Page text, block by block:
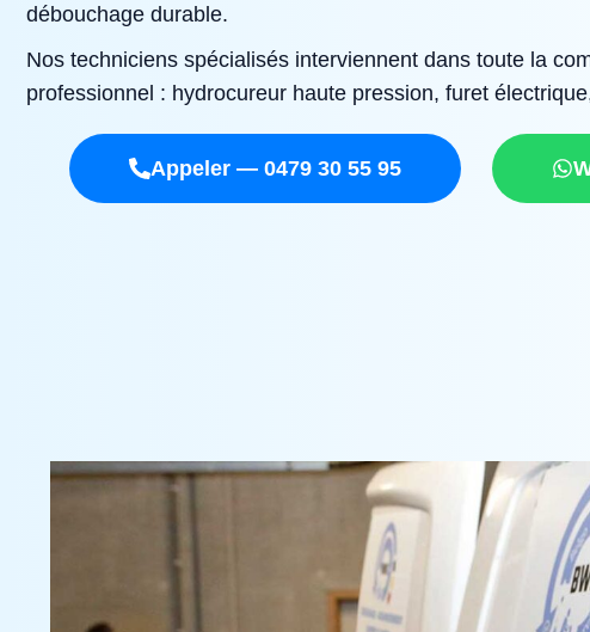
débouchage durable.
Nos techniciens spécialisés interviennent dans toute la
professionnel : hydrocureur haute pression, furet
Appeler — 0479 30 55 95